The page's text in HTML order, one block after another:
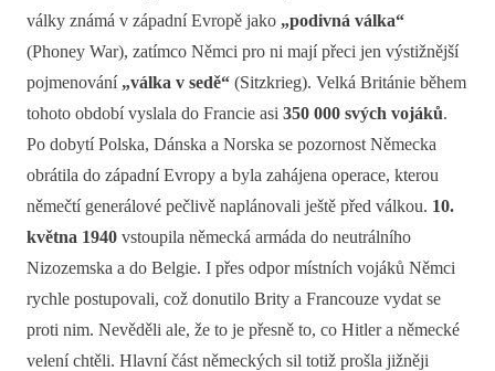
války známá v západní Evropě jako „podivná válka“
(Phoney War), zatímco Němci pro ni mají přeci jen výstižnější
pojmenování „válka v sedě“ (Sitzkrieg). Velká Británie během
tohoto období vyslala do Francie asi 350 000 svých vojáků.
Po dobytí Polska, Dánska a Norska se pozornost Německa
obrátila do západní Evropy a byla zahájena operace, kterou
němečtí generálové pečlivě naplánovali ještě před válkou. 10.
května 1940 vstoupila německá armáda do neutrálního
Nizozemska a do Belgie. I přes odpor místních vojáků Němci
rychle postupovali, což donutilo Brity a Francouze vydat se
proti nim. Nevěděli ale, že to je přesně to, co Hitler a německé
velení chtěli. Hlavní část německých sil totiž prošla jižněji